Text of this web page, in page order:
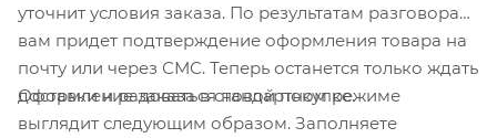
уточнит условия заказа. По результатам разговора
вам придет подтверждение оформления товара на
почту или через СМС. Теперь останется только ждать
доставки и радоваться новой покупке.
Оформление заказа в стандартном режиме
выглядит следующим образом. Заполняете